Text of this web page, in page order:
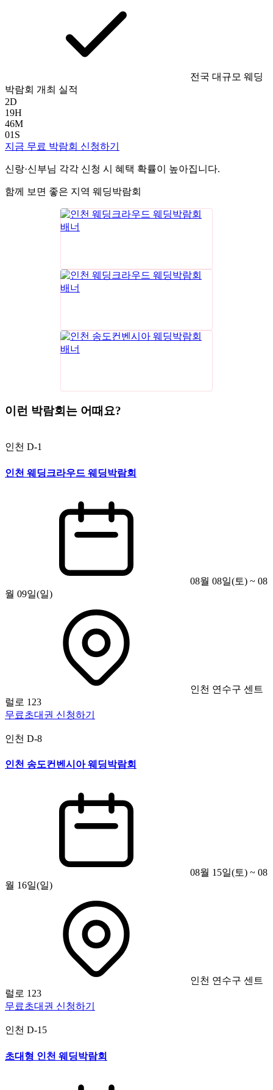
전국 대규모 웨딩
박람회 개최 실적
2D
19H
46M
00 S
지금 무료 박람회 신청하기
신랑·신부님 각각 신청 시 혜택 확률이 높아집니다.
함께 보면 좋은 지역 웨딩박람회
이런 박람회는 어때요?
인천 D-1
인천 웨딩크라우드 웨딩박람회
08월 08일(토) ~ 08
월 09일(일)
인천 연수구 센트
럴로 123
무료초대권 신청하기
인천 D-8
인천 송도컨벤시아 웨딩박람회
08월 15일(토) ~ 08
월 16일(일)
인천 연수구 센트
럴로 123
무료초대권 신청하기
인천 D-15
초대형 인천 웨딩박람회